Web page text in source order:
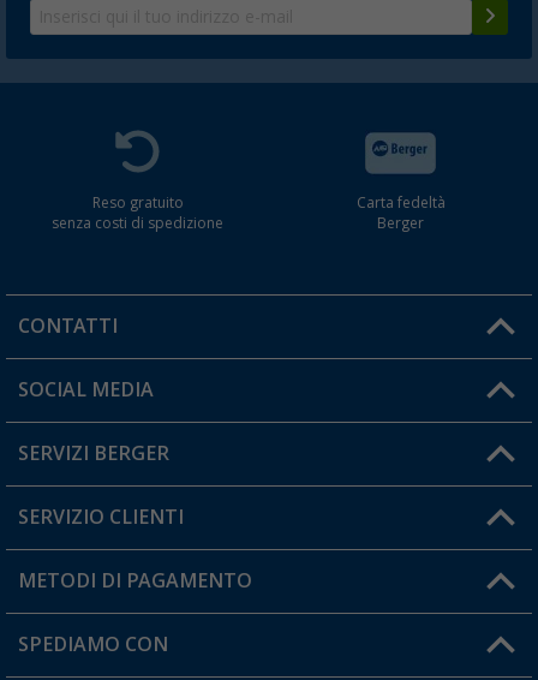
Reso gratuito
senza costi di spedizione
Carta fedeltà
Berger
CONTATTI
Orari di apertura del servizio:
Hai una domanda?
SOCIAL MEDIA
SERVIZI BERGER
Diventare rivenditori
Il mio Account
Carta fedeltà Berger
SERVIZIO CLIENTI
Informazioni sulla spedizione
Resi
METODI DI PAGAMENTO
SPEDIAMO CON